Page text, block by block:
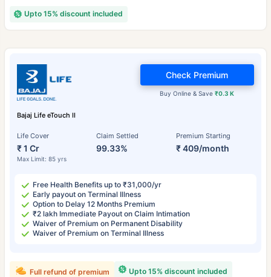
Upto 15% discount included
Bajaj Life eTouch II
Life Cover
₹ 1 Cr
Max Limit: 85 yrs
Claim Settled
99.33%
Premium Starting
₹ 409/month
Buy Online & Save₹0.3 K
Check Premium
Free Health Benefits up to ₹31,000/yr
Early payout on Terminal Illness
Option to Delay 12 Months Premium
₹2 lakh Immediate Payout on Claim Intimation
Waiver of Premium on Permanent Disability
Waiver of Premium on Terminal Illness
Upto 15% discount included
Full refund of premium